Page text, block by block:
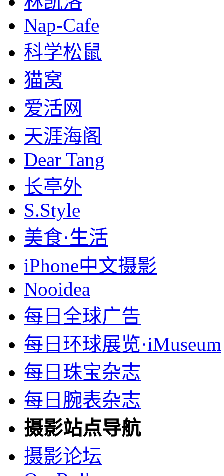
Nap-Cafe
科学松鼠
猫窝
爱活网
天涯海阁
Dear Tang
长亭外
S.Style
美食·生活
iPhone中文摄影
Nooidea
每日全球广告
每日环球展览·iMuseum
每日珠宝杂志
每日腕表杂志
摄影站点导航
摄影论坛